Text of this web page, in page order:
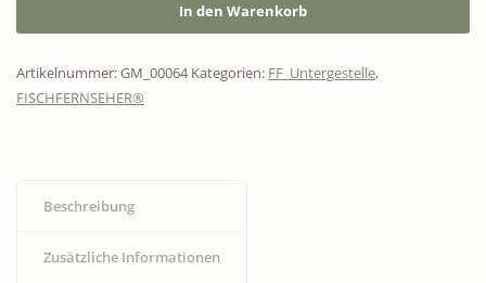
In den Warenkorb
Artikelnummer:GM_00064 Kategorien: FF_Untergestelle,
FISCHFERNSEHER®
Beschreibung
Zusätzliche Informationen